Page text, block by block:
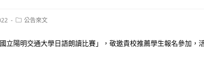
Post公告來文
立陽明交通大學日語朗讀比賽」，敬邀貴校推薦學生報名參加，